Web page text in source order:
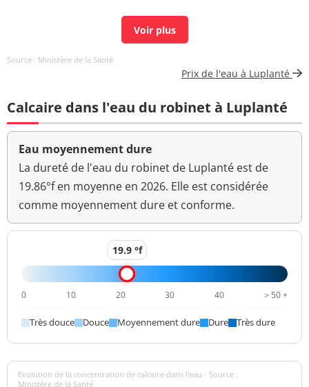
0,23 mg(C)/L
Coloration
Couleur (qualitatif)
changement
anormal
Bactéries coliformes
/100ml-MS
Bact. aér. revivifiables
<1 n/mL
Bact. aér. revivifiables
à 36°-44h
1 n/mL
pH 7,6 unité pH
>=6,5 et <=9
Source : Ministère de la Santé
Prix de l'eau à Luplanté
Calcaire dans l'eau du robinet à Luplanté
Eau moyennement dure
La dureté de l'eau du robinet de Luplanté est de
19.86°f en moyenne en 2026. Elle est considérée
comme moyennement dure et conforme.
19.9 °f
0 10 20 30 40 > 50 +
Très douce Douce Moyennement dure Dure Très dure
Evolution de la concentration de calcaire dans l'eau - Source :
Ministère de la Santé